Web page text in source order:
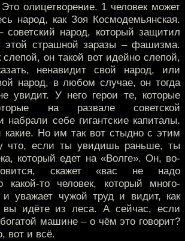
Это олицетворение. 1 человек может
народ, как Зоя Космодемьянская.
советский народ, который защитил
этой страшной заразы – фашизма.
он такой вот идейно слепой,
ненавидит свой народ, или
народ, в любом случае, он тогда
увидит. У него герои те, которые
на развале советской
набрали себе гигантские капиталы.
какие. Но им так вот стыдно с этим
что, если ты увидишь раньше, ты
который едет на «Волге». Он, во-
скажет «вас не надо
какой-то человек, который много-
и уважает чужой труд и видит, как
идёте из леса. А сейчас, если
машине – о чём это говорит?
вот и всё.